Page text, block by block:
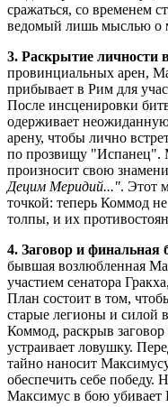
сражаться, со временем
ведомый лишь мыслью о
3. Раскрытие личности
провинциальных арен,
прибывает в Рим для
После инсценировки
одерживает
арену, чтобы лично
по прозвищу "Испанец".
произносит свою
Децим Меридий...". Этот
точкой: теперь Коммод
толпы, и их
4. Заговор и финальная
бывшая возлюбленная
участием сенатора
План состоит в том,
старые легионы и силой
Коммод, раскрыв
устраивает ловушку.
тайно наносит
обеспечить себе победу.
Максимус в бою убивает